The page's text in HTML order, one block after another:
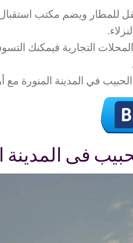
التجارية فيمكنك
في المدينة المنورة
فى